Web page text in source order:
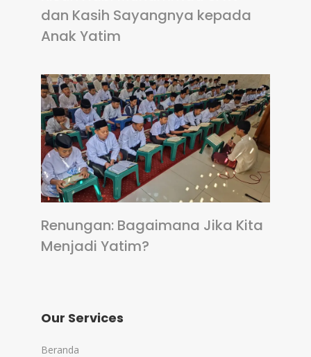
dan Kasih Sayangnya kepada
Anak Yatim
Renungan: Bagaimana Jika Kita
Menjadi Yatim?
Our Services
Beranda